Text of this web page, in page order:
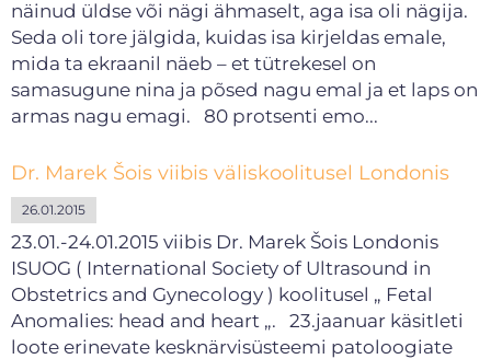
näinud üldse või nägi ähmaselt, aga isa oli nägija.
Seda oli tore jälgida, kuidas isa kirjeldas emale,
mida ta ekraanil näeb – et tütrekesel on
samasugune nina ja põsed nagu emal ja et laps on
armas nagu emagi. 80 protsenti emo...
Dr. Marek Šois viibis väliskoolitusel Londonis
26.01.2015
23.01.-24.01.2015 viibis Dr. Marek Šois Londonis
ISUOG ( International Society of Ultrasound in
Obstetrics and Gynecology ) koolitusel „ Fetal
Anomalies: head and heart „. 23.jaanuar käsitleti
loote erinevate kesknärvisüsteemi patoloogiate